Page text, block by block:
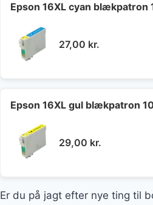
Epson 16XL cyan
27,00 kr.
Epson 16XL gul blækpatron
29,00 kr.
Er du på jagt efter nye ting til